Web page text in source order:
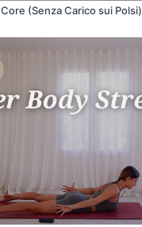
(Senza Carico sui Polsi)